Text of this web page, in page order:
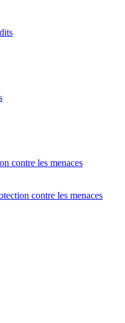
contre les menaces
contre les menaces